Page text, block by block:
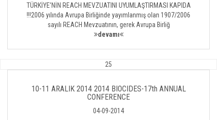
TÜRKİYE’NİN REACH MEVZUATINI UYUMLAŞTIRMASI KAPIDA
!!!2006 yılında Avrupa Birliğinde yayımlanmış olan 1907/2006
sayılı REACH Mevzuatının, gerek Avrupa Birliğ
devamı
25
10-11 ARALIK 2014 2014 BIOCIDES-17th ANNUAL
CONFERENCE
04-09-2014